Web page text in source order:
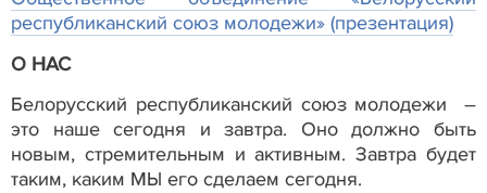
республиканский союз молодежи» (презентация)
О НАС
Белорусский республиканский союз молодежи –
это наше сегодня и завтра. Оно должно быть
новым, стремительным и активным. Завтра будет
таким, каким МЫ его сделаем сегодня.